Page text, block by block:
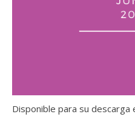
Disponible para su